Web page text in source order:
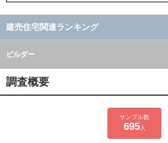
建売住宅関連ランキング
ビルダー
調査概要
サンプル数
695人